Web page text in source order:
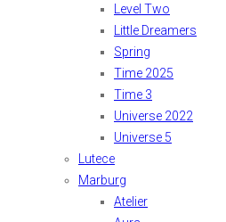
Level Two
Little Dreamers
Spring
Time 2025
Time 3
Universe 2022
Universe 5
Lutece
Marburg
Atelier